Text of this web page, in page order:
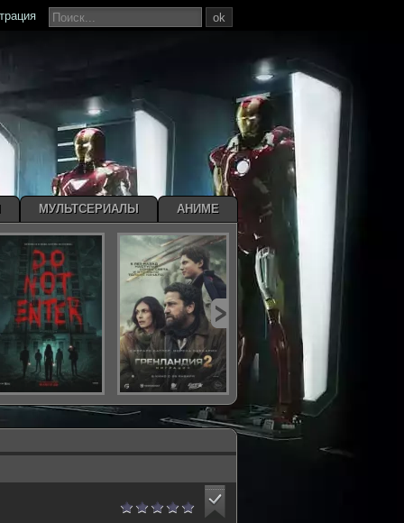
ok
МУЛЬТСЕРИАЛЫ АНИМЕ